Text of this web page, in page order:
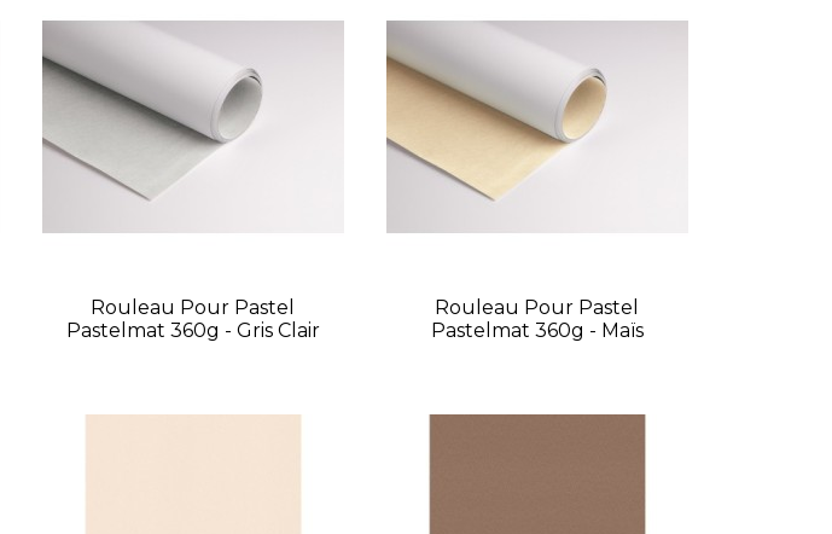
Rouleau Pour Pastel
Pastelmat 360g - Gris Clair
Rouleau Pour Pastel
Pastelmat 360g - Maïs